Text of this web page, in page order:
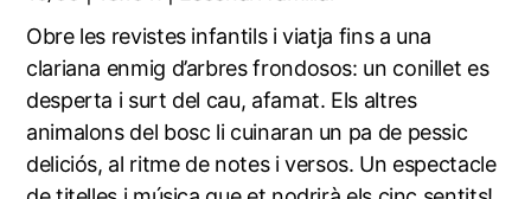
Obre les revistes infantils i viatja fins a una
clariana enmig d’arbres frondosos: un conillet es
desperta i surt del cau, afamat. Els altres
animalons del bosc li cuinaran un pa de pessic
deliciós, al ritme de notes i versos. Un espectacle